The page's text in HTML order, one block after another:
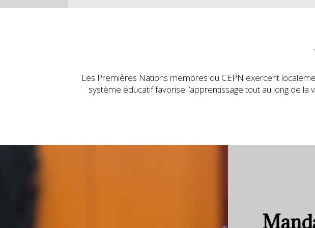
Les Premières Nations membres du CEPN exercent
système éducatif favorise l’apprentissage tout au long de